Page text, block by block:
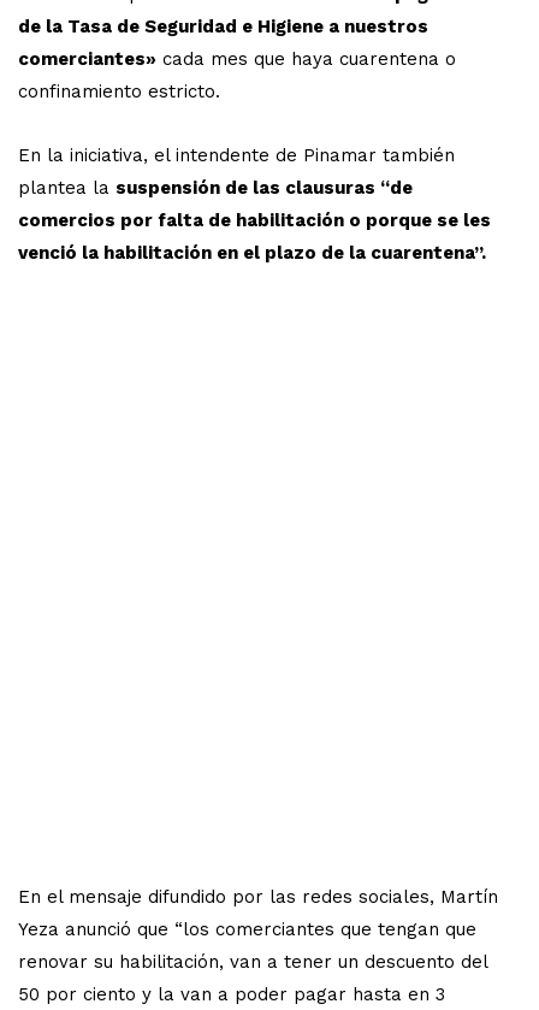
de la Tasa de Seguridad e Higiene a nuestros
comerciantes» cada mes que haya cuarentena o
confinamiento estricto.
En la iniciativa, el intendente de Pinamar también
plantea la suspensión de las clausuras “de
comercios por falta de habilitación o porque se les
venció la habilitación en el plazo de la cuarentena”.
En el mensaje difundido por las redes sociales, Martín
Yeza anunció que “los comerciantes que tengan que
renovar su habilitación, van a tener un descuento del
50 por ciento y la van a poder pagar hasta en 3